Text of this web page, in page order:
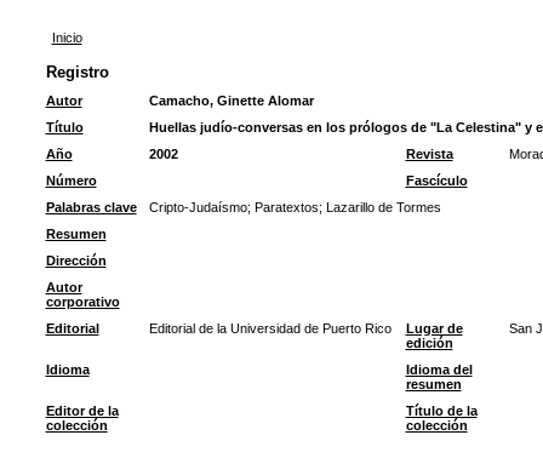
Inicio
Registro
Autor
Camacho, Ginette Alomar
Título
Huellas judío-conversas en los prólogos de "La Celestina" y
Año
2002 Revista
Número
Fascículo
Palabras clave
Cripto-Judaísmo; Paratextos; Lazarillo de Tormes
Resumen
Dirección
Autor
corporativo
Editorial
Editorial de la Universidad de Puerto Rico
Lugar de
edición
San
Idioma
Idioma del
resumen
Editor de la
colección
Título de la
colección